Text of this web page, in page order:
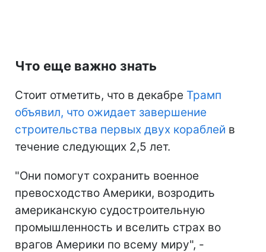
Что еще важно знать
Стоит отметить, что в декабре Трамп
объявил, что ожидает завершение
строительства первых двух кораблей в
течение следующих 2,5 лет.
"Они помогут сохранить военное
превосходство Америки, возродить
американскую судостроительную
промышленность и вселить страх во
врагов Америки по всему миру", -